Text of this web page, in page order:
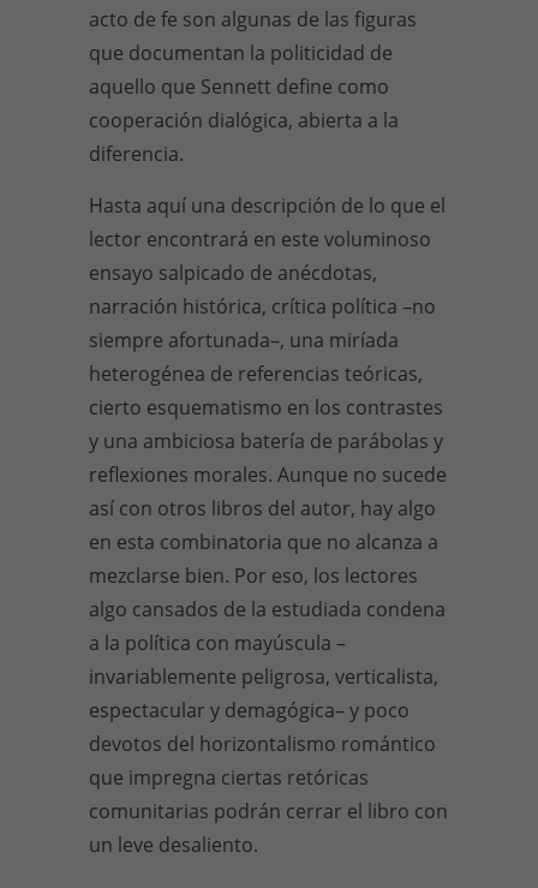
acto de fe son algunas de las figuras
que documentan la politicidad de
aquello que Sennett define como
cooperación dialógica, abierta a la
diferencia.
Hasta aquí una descripción de lo que el
lector encontrará en este voluminoso
ensayo salpicado de anécdotas,
narración histórica, crítica política –no
siempre afortunada–, una miríada
heterogénea de referencias teóricas,
cierto esquematismo en los contrastes
y una ambiciosa batería de parábolas y
reflexiones morales. Aunque no sucede
así con otros libros del autor, hay algo
en esta combinatoria que no alcanza a
mezclarse bien. Por eso, los lectores
algo cansados de la estudiada condena
a la política con mayúscula –
invariablemente peligrosa, verticalista,
espectacular y demagógica– y poco
devotos del horizontalismo romántico
que impregna ciertas retóricas
comunitarias podrán cerrar el libro con
un leve desaliento.